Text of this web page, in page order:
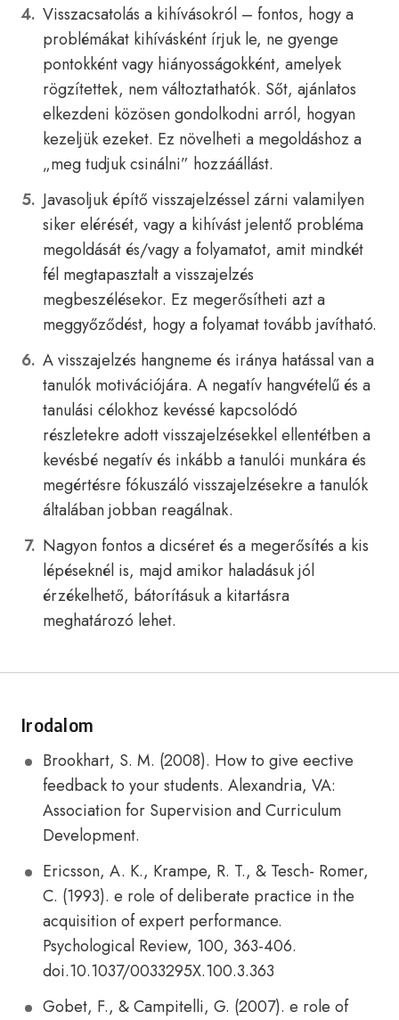
Visszacsatolás a kihívásokról – fontos, hogy a
problémákat kihívásként írjuk le, ne gyenge
pontokként vagy hiányosságokként, amelyek
rögzítettek, nem változtathatók. Sőt, ajánlatos
elkezdeni közösen gondolkodni arról, hogyan
kezeljük ezeket. Ez növelheti a megoldáshoz a
„meg tudjuk csinálni” hozzáállást.
Javasoljuk építő visszajelzéssel zárni valamilyen
siker elérését, vagy a kihívást jelentő probléma
megoldását és/vagy a folyamatot, amit mindkét
fél megtapasztalt a visszajelzés
megbeszélésekor. Ez megerősítheti azt a
meggyőződést, hogy a folyamat tovább javítható.
A visszajelzés hangneme és iránya hatással van a
tanulók motivációjára. A negatív hangvételű és a
tanulási célokhoz kevéssé kapcsolódó
részletekre adott visszajelzésekkel ellentétben a
kevésbé negatív és inkább a tanulói munkára és
megértésre fókuszáló visszajelzésekre a tanulók
általában jobban reagálnak.
Nagyon fontos a dicséret és a megerősítés a kis
lépéseknél is, majd amikor haladásuk jól
érzékelhető, bátorításuk a kitartásra
meghatározó lehet.
Irodalom
Brookhart, S. M. (2008). How to give eective
feedback to your students. Alexandria, VA:
Association for Supervision and Curriculum
Development.
Ericsson, A. K., Krampe, R. T., & Tesch- Romer,
C. (1993). e role of deliberate practice in the
acquisition of expert performance.
Psychological Review, 100, 363-406.
doi.10.1037/0033295X.100.3.363
Gobet, F., & Campitelli, G. (2007). e role of